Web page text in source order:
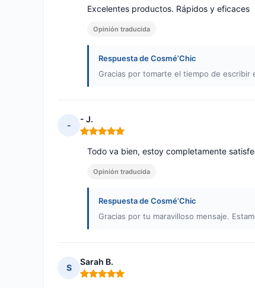
Excelentes productos. Rápidos y eficaces
Opinión traducida
Respuesta de Cosmé’Chic
Gracias por tomarte el tiempo de
-
- J.
Nota: 5 de 5
Todo va bien, estoy completamente
Opinión traducida
Respuesta de Cosmé’Chic
Gracias por tu maravilloso mensaje.
S
Sarah B.
Nota: 5 de 5